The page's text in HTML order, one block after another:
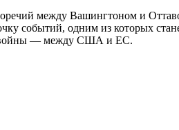
между Вашингтоном и
событий, одним из которых
войны — между США и ЕС.